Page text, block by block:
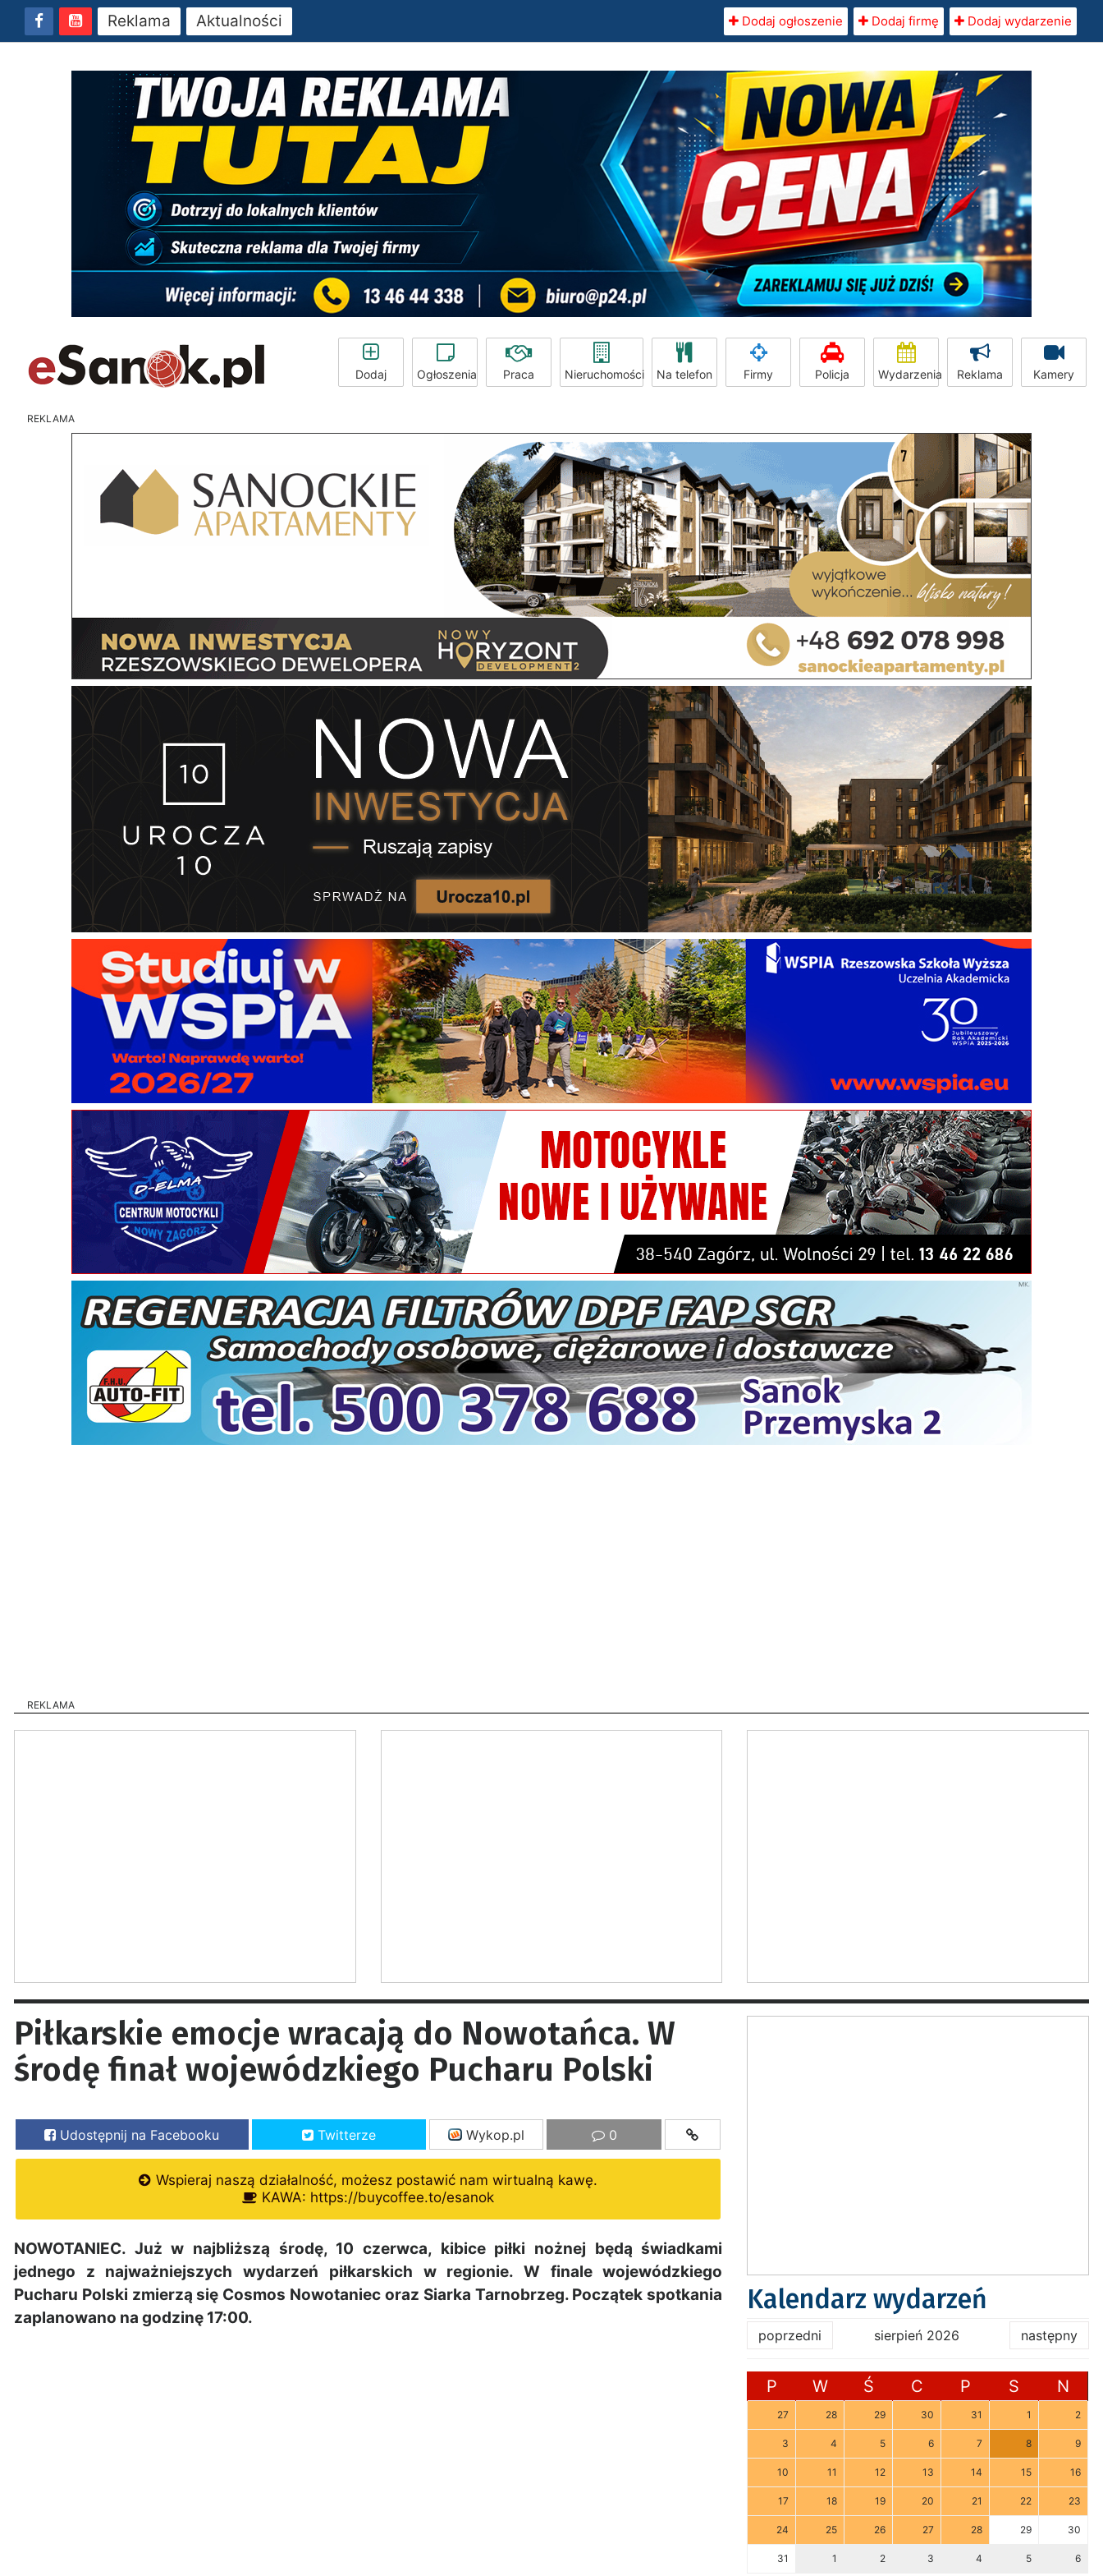
Reklama Aktualności Dodaj ogłoszenie Dodaj firmę Dodaj wydarzenie
Dodaj Ogłoszenia Praca Nieruchomości Na telefon Firmy Policja Wydarzenia Reklama Kamery
REKLAMA
REKLAMA
Piłkarskie emocje wracają do Nowotańca. W
środę finał wojewódzkiego Pucharu Polski
Udostępnij na Facebooku Twitterze Wykop.pl 0
Wspieraj naszą działalność, możesz postawić nam wirtualną kawę.
KAWA: https://buycoffee.to/esanok
NOWOTANIEC. Już w najbliższą środę, 10 czerwca, kibice piłki nożnej będą świadkami
jednego z najważniejszych wydarzeń piłkarskich w regionie. W finale wojewódzkiego
Pucharu Polski zmierzą się Cosmos Nowotaniec oraz Siarka Tarnobrzeg. Początek spotkania
zaplanowano na godzinę 17:00.
Kalendarz wydarzeń
poprzedni sierpień 2026 następny
P W Ś C P S N
27 28 29 30 31 1 2
3 4 5 6 7 8 9
10 11 12 13 14 15 16
17 18 19 20 21 22 23
24 25 26 27 28 29 30
31 1 2 3 4 5 6